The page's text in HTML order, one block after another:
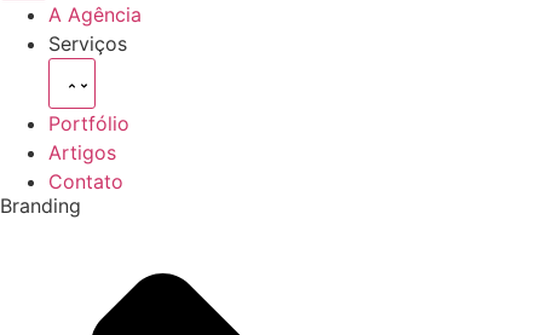
A Agência
Serviços
Portfólio
Artigos
Contato
Branding